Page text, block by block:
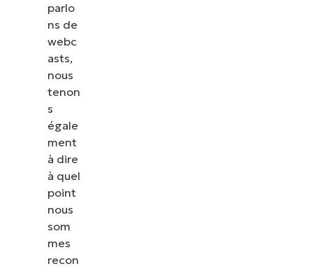
parlo
ns de
webc
asts,
nous
tenon
s
égale
ment
à dire
à quel
point
nous
som
mes
recon